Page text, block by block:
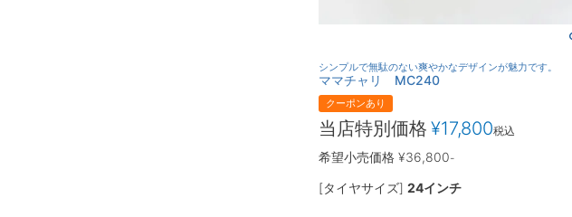
シンプルで無駄のない爽やかなデザインが魅力です。
ママチャリ MC240
クーポンあり
希望小売価格 ¥36,800-
当店特別価格 ¥17,800税込
[タイヤサイズ] 24インチ